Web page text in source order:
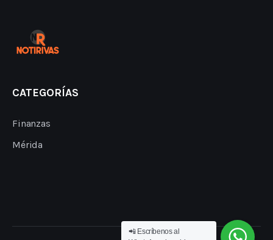
CATEGORÍAS
Finanzas
Mérida
📲 Escríbenos al